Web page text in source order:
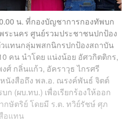
น. ที่กองบัญชาการกองทัพบก
ระนคร ศูนย์รวมประชาชนปกป้อง
แทนกลุ่มพสกนิกรปกป้องสถาบัน
คน นำโดย แน่งน้อย อัศวกิตติกร,
ศ์ กลิ่นแก้ว, อัคราวุธ ไกรศรี
นังสือถึง พล.อ. ณรงค์พันธ์ จิตต์
(ผบ.ทบ.) เพื่อเรียกร้องให้ออก
ษัตริย์ โดยมี ร.ต. ทวิย์รัชษ์ ศุภ
อแทน